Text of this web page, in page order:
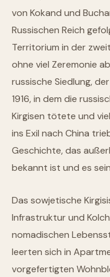
von Kokand und
Russischen Reich
Territorium in der
ohne viel Zeremonie
russische Siedlung,
1916, in dem die
Kirgisen tötete und
ins Exil nach China
Geschichte, das
bekannt ist und es
Das sowjetische
Infrastruktur und
nomadischen
leerten sich in
vorgefertigten